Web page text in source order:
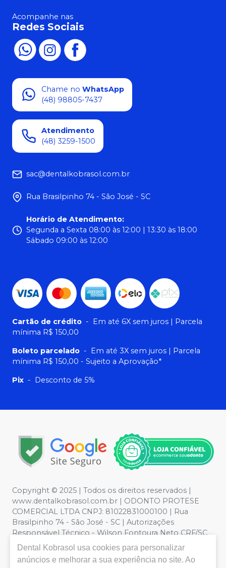
Acompanhe nas
Redes Sociais
Chame no WhatsApp
(48) 98805-7437
Atendimento
(48) 3259-1500
sac@dentalkobrasol.com.br
Rua Brasilpinho 74 - São José - SC
Horário de Atendimento:
Segunda a Sexta 08:00 às 12:00 | 13:30 às 18:00
Sábado 09:00 às 12:00
Cartão de crédito - Em até 6X sem juros | Parcela
mínima R$ 150,00
Boleto parcelado - Em até 3X sem juros | Parcela
mínima R$ 150,00 - Sujeito a Aprovação*
Pix - Desconto de 5%
Copyright © 2025 | Todos os direitos reservados |
www.dentalkobrasol.com.br | ODONTO PROTESE
COMERCIAL LTDA CNPJ: 81022831000100 | Rua
Brasilpinho 74 - São José - SC | Autorizações
Responsável Técnico - Wilson Fontoura Neto CRF/SC
12450 | Política de Privacidade e Segurança - Fotos
meramente ilustrativas - Os preços e condições da loja
virtual estão sujeitos a alterações. Em caso de
Dental Kobrasol usa cookies para personalizar
anúncios e melhorar a sua experiência no site. Ao